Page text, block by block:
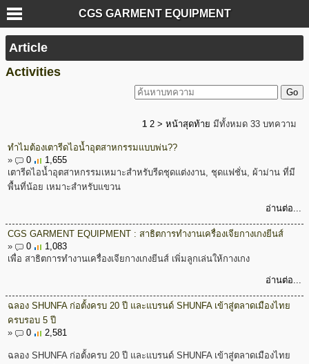
CGS GARMENT EQUIPMENT
Article
Activities
1 2 > หน้าสุดท้าย มีทั้งหมด 33 บทความ
ทำไมต้องเตารีดไอน้ำอุตสาหกรรมแบบพ่น??
»
0
1,655
เตารีดไอน้ำอุตสาหกรรมเหมาะสำหรับรีดชุดแต่งงาน, ชุดแฟชั่น, ผ้าม่าน ที่มี
พื้นที่น้อย เหมาะสำหรับแขวน
อ่านต่อ...
CGS GARMENT EQUIPMENT : สาธิตการทำงานเครื่องเจียกางเกงยีนส์
»
0
1,083
เพื่อ สาธิตการทำงานเครื่องเจียกางเกงยีนส์ เพิ่มลูกเล่นให้กางเกง
อ่านต่อ...
ฉลอง SHUNFA ก่อตั้งครบ 20 ปี และแบรนด์ SHUNFA เข้าสู่ตลาดเมืองไทย
ครบรอบ 5 ปี
»
0 2,581
ฉลอง SHUNFA ก่อตั้งครบ 20 ปี และแบรนด์ SHUNFA เข้าสู่ตลาดเมืองไทย